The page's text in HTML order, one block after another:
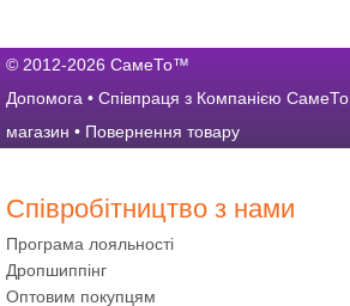
© 2012-2026 СамеТо™
Допомога • Співпраця з Компанією СамеТо
магазин • Повернення товару
Співробітництво з нами
Програма лояльності
Дропшиппінг
Оптовим покупцям